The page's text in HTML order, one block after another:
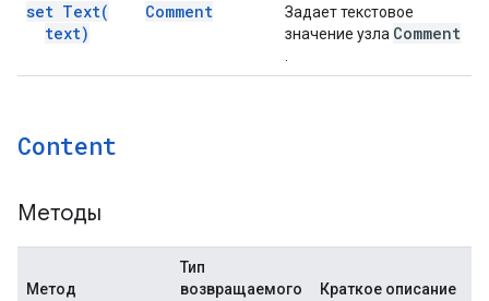
set Text(
text)
Comment
Задает текстовое
значение узла Comment
Content
Методы
Метод
Тип
возвращаемого
Краткое описание